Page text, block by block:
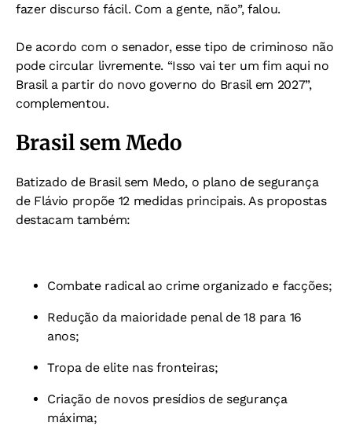
fazer discurso fácil. Com a gente, não”, falou.
De acordo com o senador, esse tipo de criminoso não
pode circular livremente. “Isso vai ter um fim aqui no
Brasil a partir do novo governo do Brasil em 2027”,
complementou.
Brasil sem Medo
Batizado de Brasil sem Medo, o plano de segurança
de Flávio propõe 12 medidas principais. As propostas
destacam também:
Combate radical ao crime organizado e facções;
Redução da maioridade penal de 18 para 16
anos;
Tropa de elite nas fronteiras;
Criação de novos presídios de segurança
máxima;